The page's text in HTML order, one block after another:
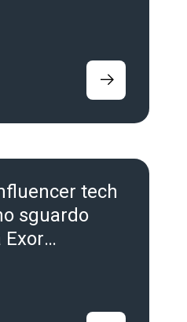
tech
sguardo
Exor
Corvina ad
2025